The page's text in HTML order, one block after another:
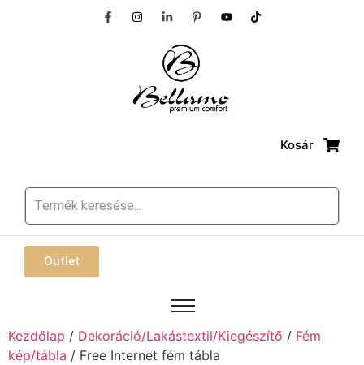
Kosár
Outlet
Kezdőlap / Dekoráció/Lakástextil/Kiegészítő / Fém
kép/tábla / Free Internet fém tábla